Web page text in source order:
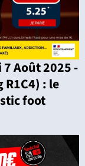
Août 2025 -
: le
foot